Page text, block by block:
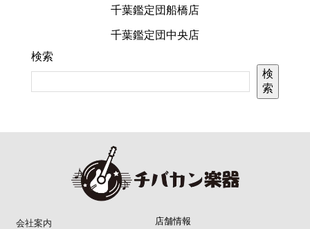
千葉鑑定団船橋店
千葉鑑定団中央店
検索
検
索
会社案内
店舗情報